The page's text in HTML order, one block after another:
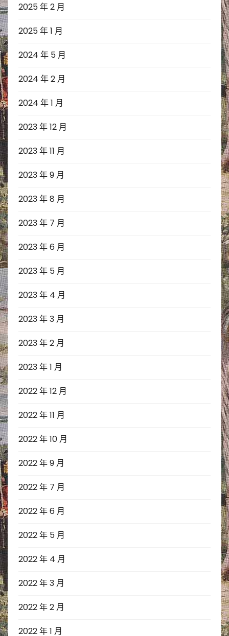
2025 年 2 月
2025 年 1 月
2024 年 5 月
2024 年 2 月
2024 年 1 月
2023 年 12 月
2023 年 11 月
2023 年 9 月
2023 年 8 月
2023 年 7 月
2023 年 6 月
2023 年 5 月
2023 年 4 月
2023 年 3 月
2023 年 2 月
2023 年 1 月
2022 年 12 月
2022 年 11 月
2022 年 10 月
2022 年 9 月
2022 年 7 月
2022 年 6 月
2022 年 5 月
2022 年 4 月
2022 年 3 月
2022 年 2 月
2022 年 1 月